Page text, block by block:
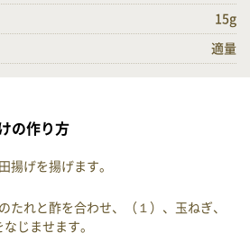
15g
適量
の作り方
揚げを揚げます。
たれと酢を合わせ、（１）、玉ねぎ、
じませます。